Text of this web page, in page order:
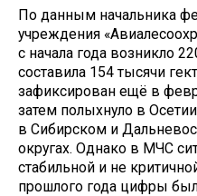
По данным начальника
учреждения
с начала года возникло
составила 154 тысячи
зафиксирован ещё в
затем полыхнуло в
в Сибирском и
округах. Однако в МЧС
стабильной и не
прошлого года цифры